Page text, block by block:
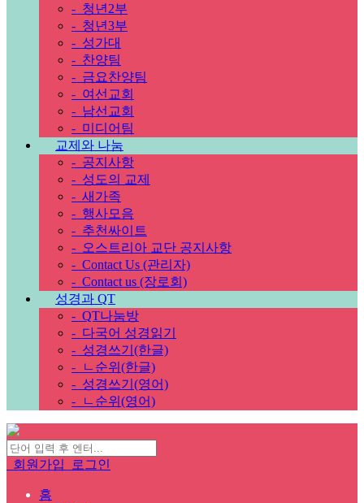
- 청년2부
- 청년3부
- 성가대
- 찬양팀
- 금요찬양팀
- 여선교회
- 남선교회
- 미디어팀
교제와 나눔
- 공지사항
- 성도의 교제
- 새가족
- 행사모음
- 추천싸이트
- 오스트리아 교단 공지사항
- Contact Us (관리자)
- Contact us (장로회)
성경과 QT
- QT나눔방
- 다국어 성경읽기
- 성경쓰기(한글)
-
ㄴ순위(한글)
- 성경쓰기(영어)
-
ㄴ순위(영어)
회원가입 로그인
홈